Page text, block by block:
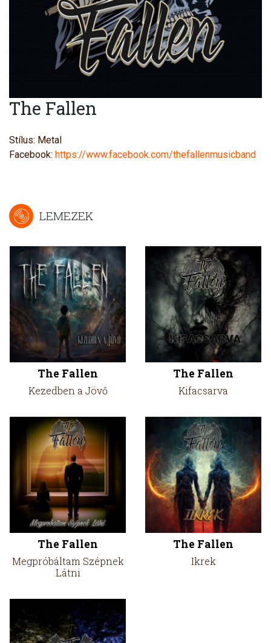
The Fallen
Stílus: Metal
Facebook: https://www.facebook.com/thefallenmusicband
LEMEZEK
The Fallen
Kezedben a Jövő
The Fallen
Kifacsarva
The Fallen
Megpróbáltam Szépnek
Látni
The Fallen
Ikrek